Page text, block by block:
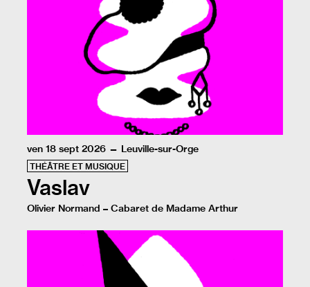
ven 18 sept 2026 — Leuville-sur-Orge
THÉÂTRE ET MUSIQUE
Vaslav
Olivier Normand – Cabaret de Madame Arthur